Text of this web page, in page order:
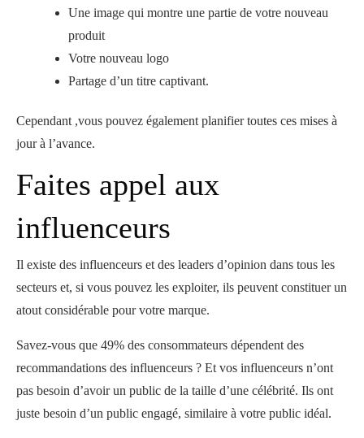
Une image qui montre une partie de votre nouveau
produit
Votre nouveau logo
Partage d’un titre captivant.
Cependant ,vous pouvez également planifier toutes ces mises à
jour à l’avance.
Faites appel aux
influenceurs
Il existe des influenceurs et des leaders d’opinion dans tous les
secteurs et, si vous pouvez les exploiter, ils peuvent constituer un
atout considérable pour votre marque.
Savez-vous que 49% des consommateurs dépendent des
recommandations des influenceurs ? Et vos influenceurs n’ont
pas besoin d’avoir un public de la taille d’une célébrité. Ils ont
juste besoin d’un public engagé, similaire à votre public idéal.